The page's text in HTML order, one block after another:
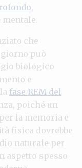
,
che
può
biologico
e
fase REM del
poiché un
la memoria e
fisica dovrebbe
naturale per
aspetto spesso